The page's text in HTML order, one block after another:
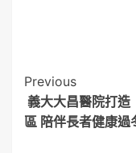
Post
Previous
義大大昌醫院打造
區 陪伴長者健康過